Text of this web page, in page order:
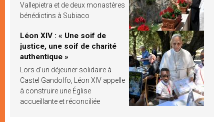
Vallepietra et de deux monastères
bénédictins à Subiaco
Léon XIV : « Une soif de
justice, une soif de charité
authentique »
Lors d’un déjeuner solidaire à
Castel Gandolfo, Léon XIV appelle
à construire une Église
accueillante et réconciliée